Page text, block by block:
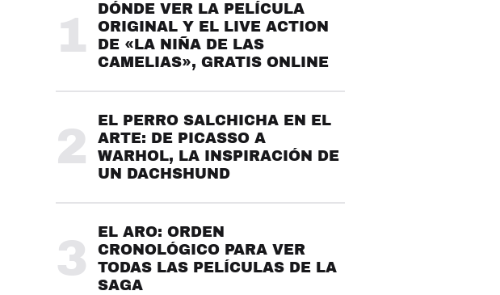
1
DÓNDE VER LA PELÍCULA
ORIGINAL Y EL LIVE ACTION
DE «LA NIÑA DE LAS
CAMELIAS», GRATIS ONLINE
2
EL PERRO SALCHICHA EN EL
ARTE: DE PICASSO A
WARHOL, LA INSPIRACIÓN DE
UN DACHSHUND
3
EL ARO: ORDEN
CRONOLÓGICO PARA VER
TODAS LAS PELÍCULAS DE LA
SAGA